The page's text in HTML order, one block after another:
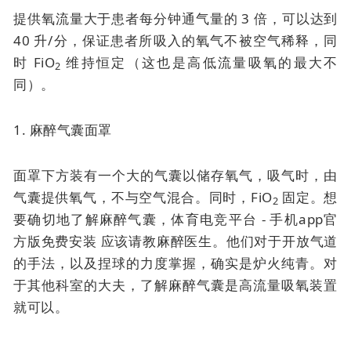
提供氧流量大于患者每分钟通气量的 3 倍，可以达到
40 升/分，保证患者所吸入的氧气不被空气稀释，同
时 FiO2 维持恒定（这也是高低流量吸氧的最大不
同）。
1. 麻醉气囊面罩
面罩下方装有一个大的气囊以储存氧气，吸气时，由
气囊提供氧气，不与空气混合。同时，FiO2 固定。想
要确切地了解麻醉气囊，体育电竞平台 - 手机app官
方版免费安装 应该请教麻醉医生。他们对于开放气道
的手法，以及捏球的力度掌握，确实是炉火纯青。对
于其他科室的大夫，了解麻醉气囊是高流量吸氧装置
就可以。